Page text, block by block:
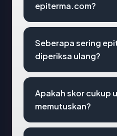
epiterma.com?
Seberapa sering
diperiksa ulang?
Apakah skor cukup
memutuskan?